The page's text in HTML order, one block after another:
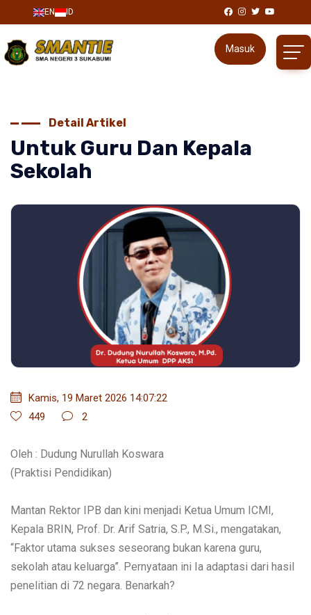
EN ID
Masuk
Detail Artikel
Untuk Guru Dan Kepala
Sekolah
Kamis, 19 Maret 2026 14:07:22
449
2
Oleh : Dudung Nurullah Koswara
(Praktisi Pendidikan)
Mantan Rektor IPB dan kini menjadi Ketua Umum ICMI,
Kepala BRIN, Prof. Dr. Arif Satria, S.P., M.Si., mengatakan,
“Faktor utama sukses seseorang bukan karena guru,
sekolah atau keluarga”. Pernyataan ini Ia adaptasi dari hasil
penelitian di 72 negara. Benarkah?